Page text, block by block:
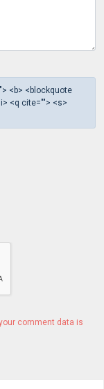
<b> <blockquote
<q cite=""> <s>
comment data is